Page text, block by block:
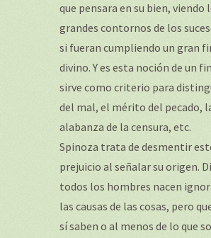
que pensara en su bien, viendo
grandes contornos de los
si fueran cumpliendo un gran
divino. Y es esta noción de un
sirve como criterio para
del mal, el mérito del pecado,
alabanza de la censura, etc.
Spinoza trata de desmentir
prejuicio al señalar su origen.
todos los hombres nacen
las causas de las cosas, pero
sí saben o al menos de lo que